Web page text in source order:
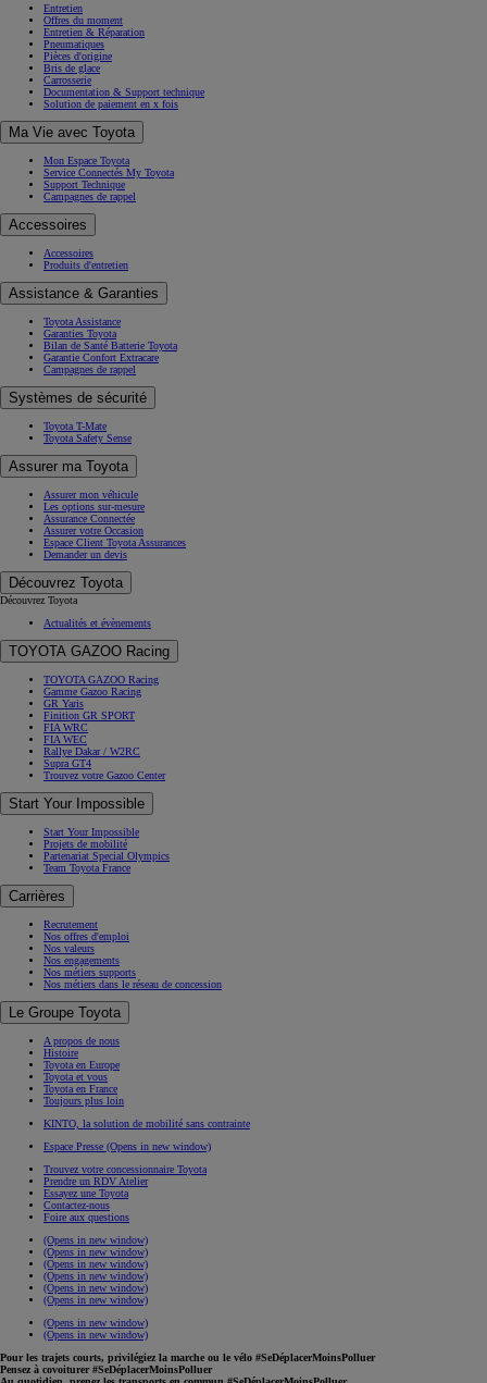
Entretien
Offres du moment
Entretien & Réparation
Pneumatiques
Pièces d'origine
Bris de glace
Carrosserie
Documentation & Support technique
Solution de paiement en x fois
Ma Vie avec Toyota
Mon Espace Toyota
Service Connectés My Toyota
Support Technique
Campagnes de rappel
Accessoires
Accessoires
Produits d'entretien
Assistance & Garanties
Toyota Assistance
Garanties Toyota
Bilan de Santé Batterie Toyota
Garantie Confort Extracare
Campagnes de rappel
Systèmes de sécurité
Toyota T-Mate
Toyota Safety Sense
Assurer ma Toyota
Assurer mon véhicule
Les options sur-mesure
Assurance Connectée
Assurer votre Occasion
Espace Client Toyota Assurances
Demander un devis
Découvrez Toyota
Découvrez Toyota
Actualités et évènements
TOYOTA GAZOO Racing
TOYOTA GAZOO Racing
Gamme Gazoo Racing
GR Yaris
Finition GR SPORT
FIA WRC
FIA WEC
Rallye Dakar / W2RC
Supra GT4
Trouvez votre Gazoo Center
Start Your Impossible
Start Your Impossible
Projets de mobilité
Partenariat Special Olympics
Team Toyota France
Carrières
Recrutement
Nos offres d'emploi
Nos valeurs
Nos engagements
Nos métiers supports
Nos métiers dans le réseau de concession
Le Groupe Toyota
A propos de nous
Histoire
Toyota en Europe
Toyota et vous
Toyota en France
Toujours plus loin
KINTO, la solution de mobilité sans contrainte
Espace Presse (Opens in new window)
Trouvez votre concessionnaire Toyota
Prendre un RDV Atelier
Essayez une Toyota
Contactez-nous
Foire aux questions
(Opens in new window)
(Opens in new window)
(Opens in new window)
(Opens in new window)
(Opens in new window)
(Opens in new window)
(Opens in new window)
(Opens in new window)
Pour les trajets courts, privilégiez la marche ou le vélo #SeDéplacerMoinsPolluer
Pensez à covoiturer #SeDéplacerMoinsPolluer